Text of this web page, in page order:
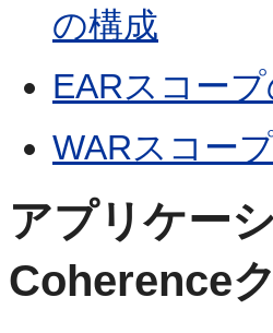
の構成
EARスコー
WARスコー
アプリケー
Coherence